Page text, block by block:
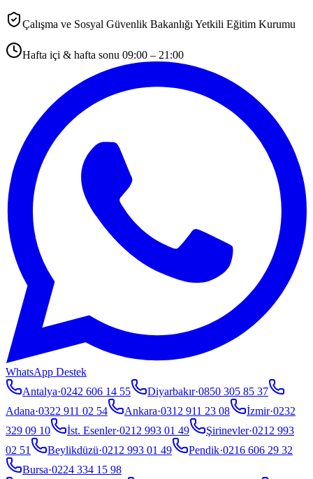
Çalışma ve Sosyal Güvenlik Bakanlığı Yetkili Eğitim Kurumu
Hafta içi & hafta sonu 09:00 – 21:00
WhatsApp Destek
Antalya·0242 606 14 55 Diyarbakır·0850 305 85 37
Adana·0322 911 02 54 Ankara·0312 911 23 08 İzmir·0232
329 09 10
İst. Esenler·0212 993 01 49 Şirinevler·0212 993
02 51
Beylikdüzü·0212 993 01 49 Pendik·0216 606 29 32
Bursa·0224 334 15 98